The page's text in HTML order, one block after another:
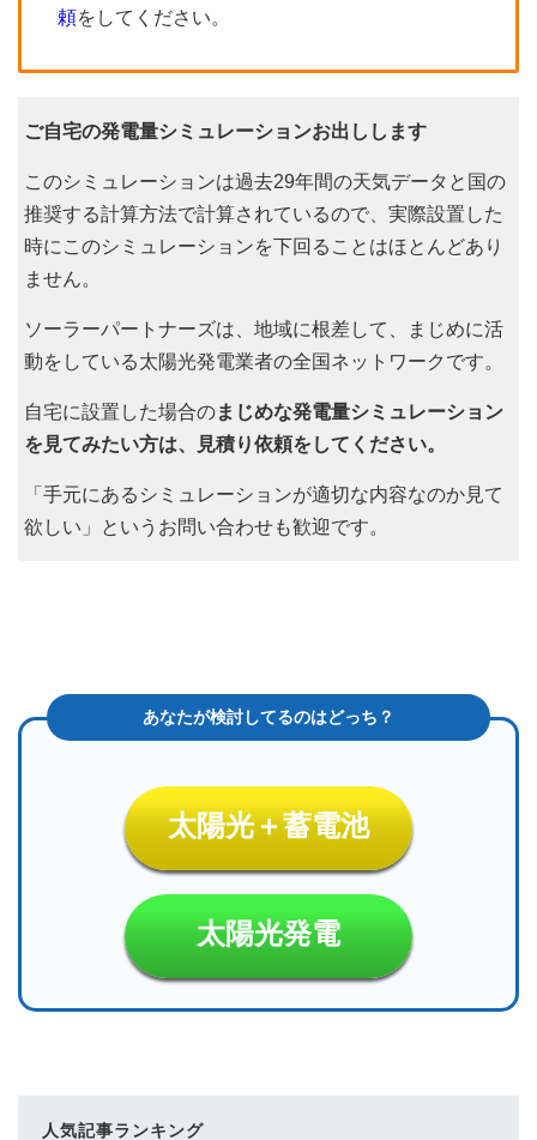
頼をしてください。
ご自宅の発電量シミュレーションお出しします
このシミュレーションは過去29年間の天気データと国の
推奨する計算方法で計算されているので、実際設置した
時にこのシミュレーションを下回ることはほとんどあり
ません。
ソーラーパートナーズは、地域に根差して、まじめに活
動をしている太陽光発電業者の全国ネットワークです。
自宅に設置した場合のまじめな発電量シミュレーション
を見てみたい方は、見積り依頼をしてください。
「手元にあるシミュレーションが適切な内容なのか見て
欲しい」というお問い合わせも歓迎です。
太陽光＋蓄電池
太陽光発電
人気記事ランキング